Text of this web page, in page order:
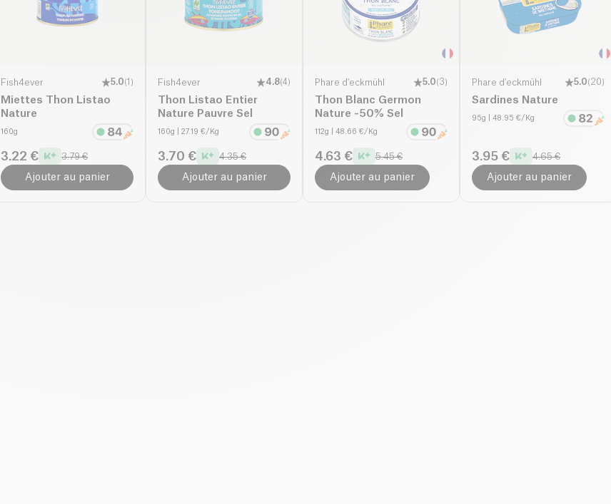
Fish4ever 5.0(1 )
Miettes Thon Listao
Nature
160g
3.22 € 3.79 €
Ajouter au panier
Fish4ever 4.8(4)
Thon Listao Entier
Nature Pauvre Sel
160g | 27.19 €/Kg
3.70 € 4.35 €
Ajouter au panier
Phare d'eckmühl 5.0(3)
Thon Blanc Germon
Nature -50% Sel
112g | 48.66 €/Kg
4.63 € 5.45 €
Ajouter au panier
Phare d'eckmühl 5.0(20)
Sardines Nature
95g | 48.95 €/Kg
3.95 € 4.65 €
Ajouter au panier